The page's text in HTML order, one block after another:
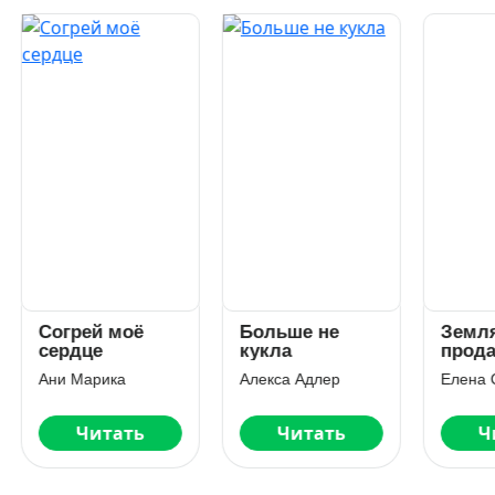
моё
Марика
Читать
Больше не
Алекса Адлер
Читать
Землянка на
продажу
Елена Сергеева
Читать